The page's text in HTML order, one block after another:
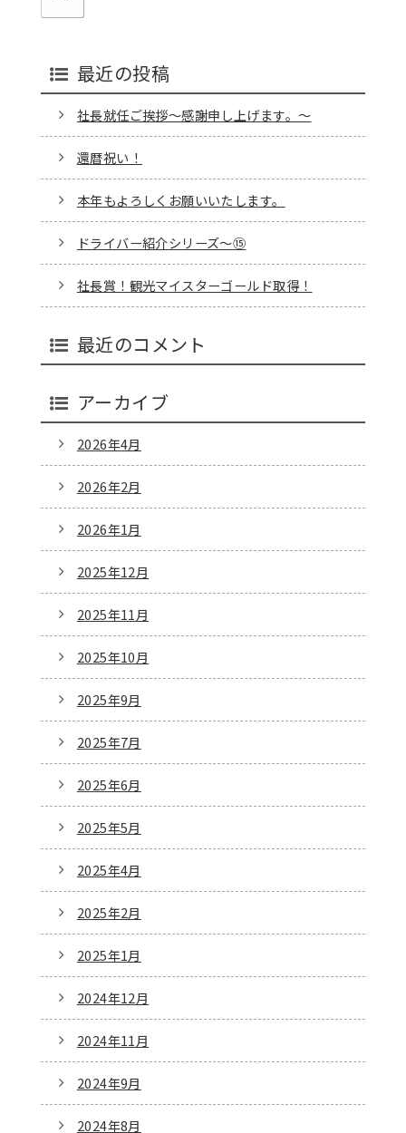
最近の投稿
社長就任ご挨拶～感謝申し上げます。～
還暦祝い！
本年もよろしくお願いいたします。
ドライバー紹介シリーズ～⑮
社長賞！観光マイスターゴールド取得！
最近のコメント
アーカイブ
2026年4月
2026年2月
2026年1月
2025年12月
2025年11月
2025年10月
2025年9月
2025年7月
2025年6月
2025年5月
2025年4月
2025年2月
2025年1月
2024年12月
2024年11月
2024年9月
2024年8月